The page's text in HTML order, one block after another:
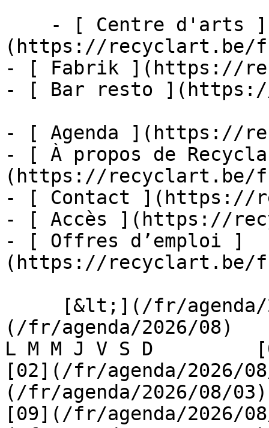
(https://recyclart.be/
- [ Fabrik ](https://
- [ Bar resto
- [ Agenda ](https://
- [ À propos de
(https://recyclart.be/
- [ Contact ](https://
- [ Accès ](https://
- [ Offres d’emploi ]
(https://recyclart.be/
(/fr/agenda/2026/08)
L M M J V S D
[02](/fr/agenda/2026/
(/fr/agenda/2026/08/
[09](/fr/agenda/2026/